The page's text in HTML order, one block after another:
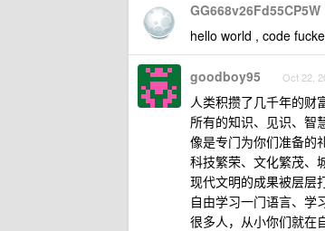
GG668v26Fd55CP5W
hello world , code
goodboy95 Oct 22,
人类积攒了几千年的财
所有的知识、见识、智
像是专门为你们准备的
科技繁荣、文化繁茂、
现代文明的成果被层层
自由学习一门语言、学
很多人，从小你们就在